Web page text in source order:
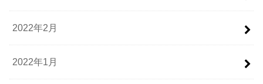
2022年2月
2022年1月